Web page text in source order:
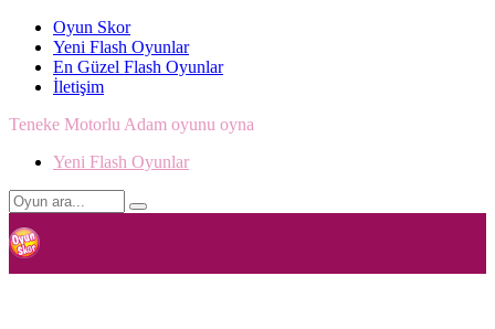
Oyun Skor
Yeni Flash Oyunlar
En Güzel Flash Oyunlar
İletişim
Teneke Motorlu Adam oyunu oyna
Yeni Flash Oyunlar